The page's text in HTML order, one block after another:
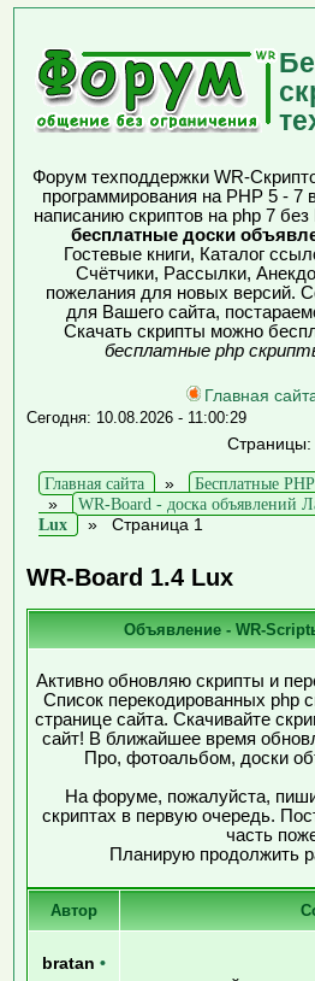
Форум техподдержки WR-
программирования на PHP 5 - 7
написанию скриптов на php 7
бесплатные доски
Гостевые книги, Каталог
Счётчики, Рассылки,
пожелания для новых версий.
для Вашего сайта,
Скачать скрипты можно
бесплатные php
Главная
Сегодня: 10.08.2026 - 11:00:29
Страницы:
Главная сайта »
Бесплатные
»
WR-Board - доска объявлений
Lux
» Страница 1
WR-Board 1.4 Lux
Объявление - WR-
Активно обновляю скрипты и
Список перекодированных php
странице сайта. Скачивайте
сайт! В ближайшее время
Про, фотоальбом, доски
На форуме, пожалуйста,
скриптах в первую очередь.
часть
Планирую продолжить
Автор
bratan •